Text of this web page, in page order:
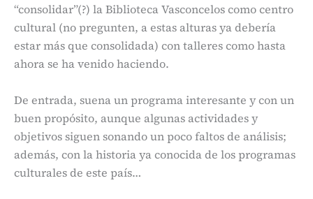
“consolidar”(?) la Biblioteca Vasconcelos como centro
cultural (no pregunten, a estas alturas ya debería
estar más que consolidada) con talleres como hasta
ahora se ha venido haciendo.
De entrada, suena un programa interesante y con un
buen propósito, aunque algunas actividades y
objetivos siguen sonando un poco faltos de análisis;
además, con la historia ya conocida de los programas
culturales de este país…